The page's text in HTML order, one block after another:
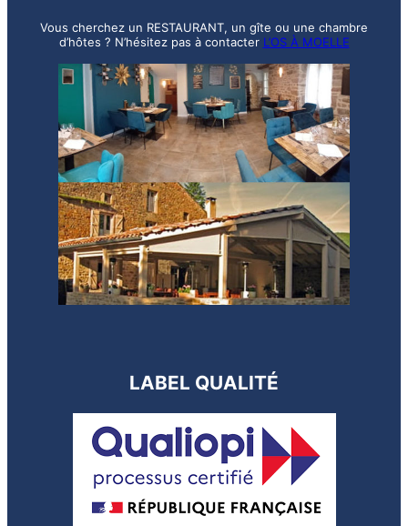
Vous cherchez un RESTAURANT, un gîte ou une chambre
d’hôtes ? N’hésitez pas à contacter L’OS À MOELLE
LABEL QUALITÉ